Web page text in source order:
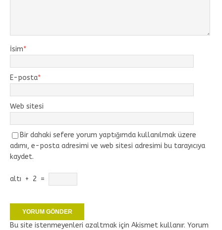
İsim*
E-posta*
Web sitesi
Bir dahaki sefere yorum yaptığımda kullanılmak üzere
adımı, e-posta adresimi ve web sitesi adresimi bu tarayıcıya
kaydet.
altı + 2 =
Bu site istenmeyenleri azaltmak için Akismet kullanır. Yorum